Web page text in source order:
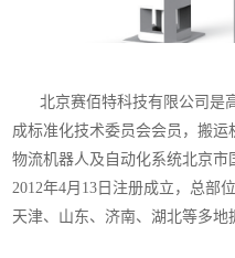
北京赛佰特科技有限公司是
成标准化技术委员会会员，搬
物流机器人及自动化系统北京
2012年4月13日注册成立，总部
天津、山东、济南、湖北等多地